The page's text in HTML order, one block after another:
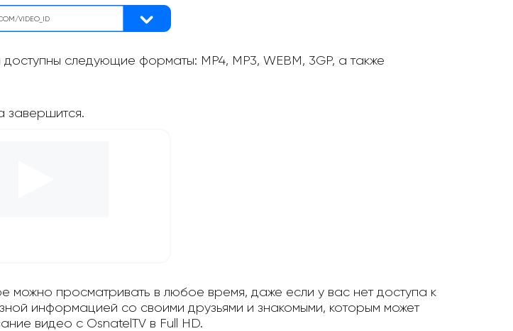
следующие форматы: MP4, MP3, WEBM, 3GP, а также
завершится.
можно просматривать в любое время, даже если у вас нет доступа к
информацией со своими друзьями и знакомыми, которым может
видео с OsnatelTV в Full HD.